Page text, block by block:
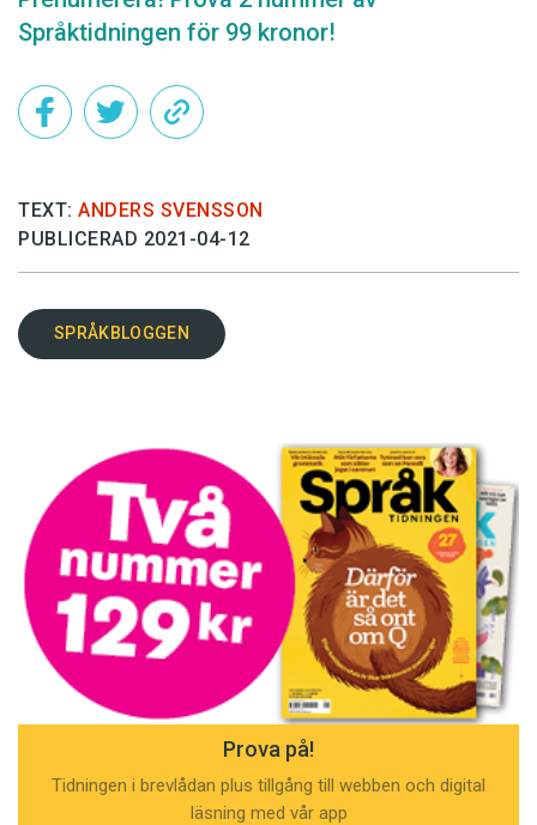
Språktidningen för 99 kronor!
TEXT: ANDERS SVENSSON
PUBLICERAD 2021-04-12
SPRÅKBLOGGEN
Prova på!
Tidningen i brevlådan plus tillgång till webben och digital
läsning med vår app